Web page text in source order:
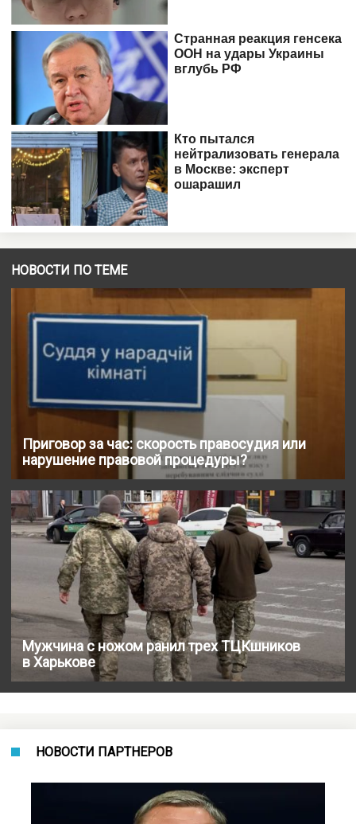
НОВОСТИ ПО ТЕМЕ
Приговор за час: скорость правосудия или
нарушение правовой процедуры?
Мужчина с ножом ранил трех ТЦКшников
в Харькове
НОВОСТИ ПАРТНЕРОВ